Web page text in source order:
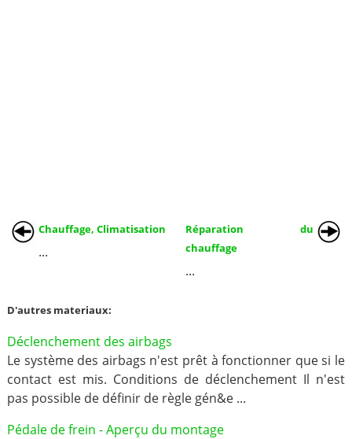
Chauffage, Climatisation
...
Réparation du
chauffage
...
D'autres materiaux:
Déclenchement des airbags
Le système des airbags n'est prêt à fonctionner que si le
contact est mis. Conditions de déclenchement Il n'est
pas possible de définir de règle gén&e ...
Pédale de frein - Aperçu du montage